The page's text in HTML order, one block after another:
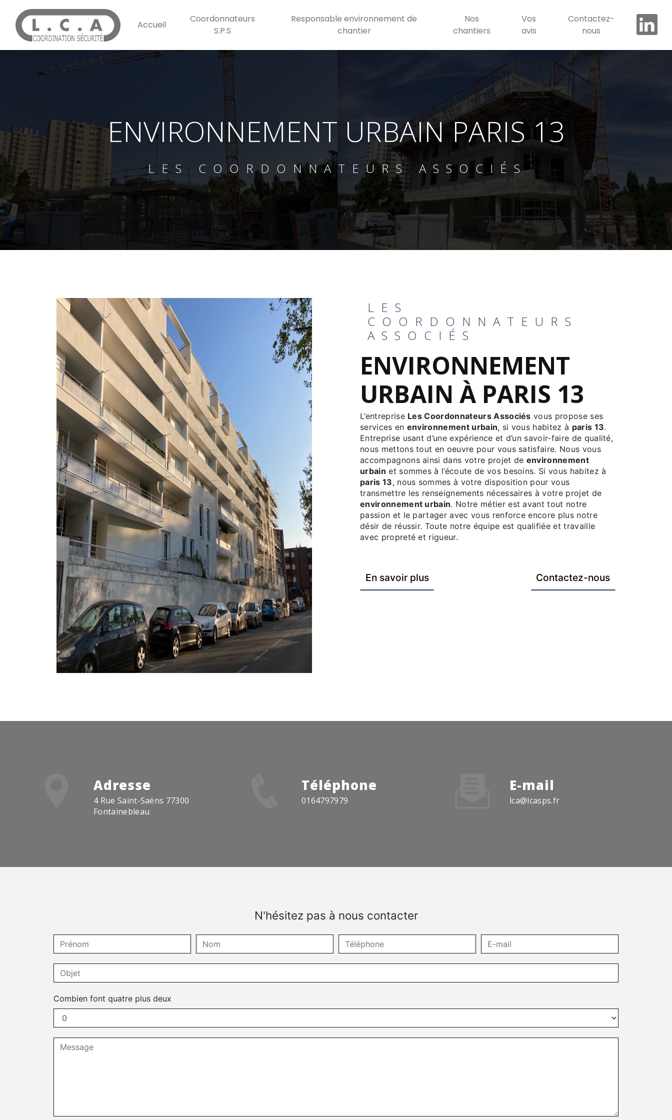
Accueil
Coordonnateurs
S.P.S
Responsable environnement de
chantier
Nos
chantiers
Vos
avis
Contactez-
nous
ENVIRONNEMENT URBAIN PARIS 13
LES COORDONNATEURS ASSOCIÉS
LES
COORDONNATEURS
ASSOCIÉS
ENVIRONNEMENT
URBAIN À PARIS 13
L’entreprise Les Coordonnateurs Associés vous propose ses
services en environnement urbain, si vous habitez à paris 13.
Entreprise usant d’une expérience et d’un savoir-faire de qualité,
nous mettons tout en oeuvre pour vous satisfaire. Nous vous
accompagnons ainsi dans votre projet de environnement
urbain et sommes à l’écoute de vos besoins. Si vous habitez à
paris 13, nous sommes à votre disposition pour vous
transmettre les renseignements nécessaires à votre projet de
environnement urbain. Notre métier est avant tout notre
passion et le partager avec vous renforce encore plus notre
désir de réussir. Toute notre équipe est qualifiée et travaille
avec propreté et rigueur.
En savoir plus Contactez-nous
Adresse
4 Rue Saint-Saëns 77300
Fontainebleau
Téléphone
0164797979
E-mail
lca@lcasps.fr
N'hésitez pas à nous contacter
Combien font quatre plus deux